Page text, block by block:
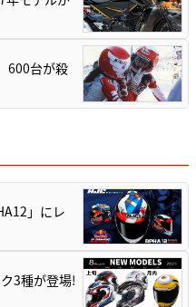
600台が殺
」にレ
3種が登場!